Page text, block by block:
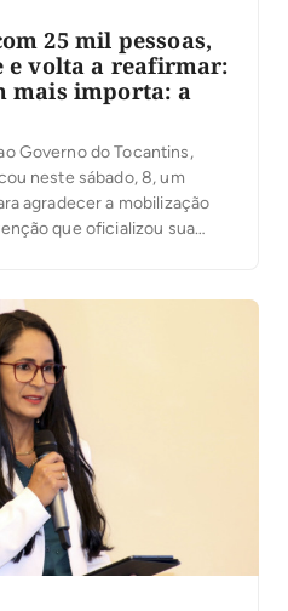
25 mil pessoas,
e volta a reafirmar:
mais importa: a
Governo do Tocantins,
neste sábado, 8, um
agradecer a mobilização
que oficializou sua
lideranças e
[…]